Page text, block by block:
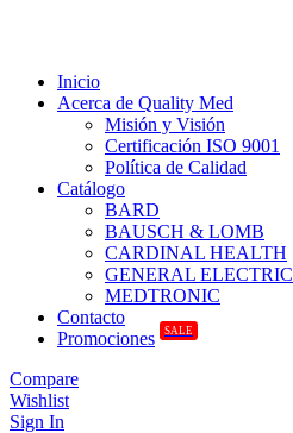
Inicio
Acerca de Quality Med
Misión y Visión
Certificación ISO 9001
Política de Calidad
Catálogo
BARD
BAUSCH & LOMB
CARDINAL HEALTH
GENERAL ELECTRIC
MEDTRONIC
Contacto
Promociones
SALE
Compare
Wishlist
Sign In